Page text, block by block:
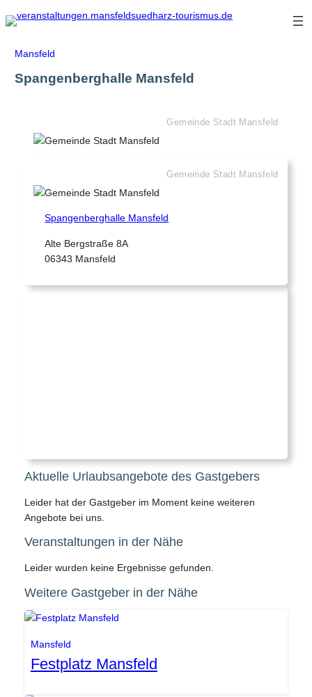
Zum
Inhalt
Mansfeld
Spangenberghalle Mansfeld
Gemeinde Stadt Mansfeld
Gemeinde Stadt Mansfeld
Spangenberghalle Mansfeld
Alte Bergstraße 8A
06343 Mansfeld
Aktuelle Urlaubsangebote des Gastgebers
Leider hat der Gastgeber im Moment keine weiteren
Angebote bei uns.
Veranstaltungen in der Nähe
Leider wurden keine Ergebnisse gefunden.
Weitere Gastgeber in der Nähe
Mansfeld
Festplatz Mansfeld